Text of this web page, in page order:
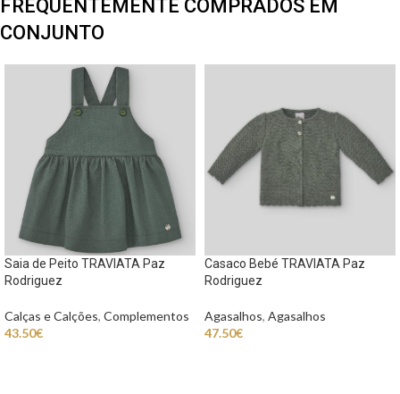
FREQUENTEMENTE COMPRADOS EM
CONJUNTO
Saia de Peito TRAVIATA Paz
Rodriguez
Calças e Calções, Complementos
43.50€
Casaco Bebé TRAVIATA Paz
Rodriguez
Agasalhos, Agasalhos
47.50€